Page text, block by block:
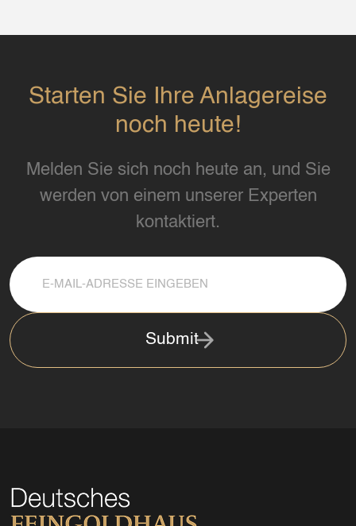
Starten Sie Ihre Anlagereise
noch heute!
Melden Sie sich noch heute an, und Sie
werden von einem unserer Experten
kontaktiert.
Submit